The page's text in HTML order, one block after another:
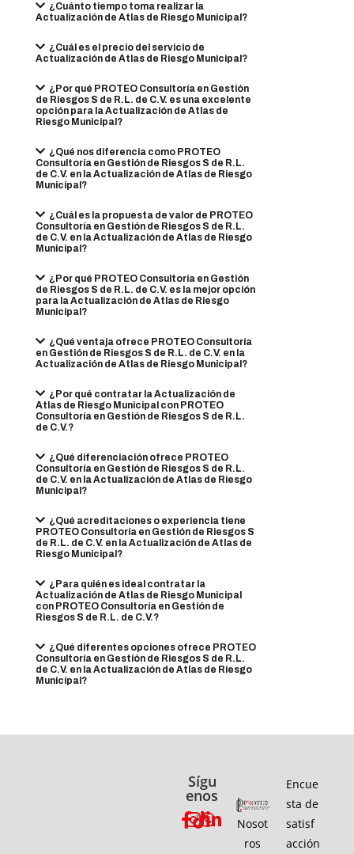
¿Cuánto tiempo toma realizar la
Actualización de Atlas de Riesgo Municipal?
¿Cuál es el precio del servicio de
Actualización de Atlas de Riesgo Municipal?
¿Por qué PROTEO Consultoría en Gestión
de Riesgos S de R.L. de C.V. es una excelente
opción para la Actualización de Atlas de
Riesgo Municipal?
¿Qué nos diferencia como PROTEO
Consultoría en Gestión de Riesgos S de R.L.
de C.V. en la Actualización de Atlas de Riesgo
Municipal?
¿Cuál es la propuesta de valor de PROTEO
Consultoría en Gestión de Riesgos S de R.L.
de C.V. en la Actualización de Atlas de Riesgo
Municipal?
¿Por qué PROTEO Consultoría en Gestión
de Riesgos S de R.L. de C.V. es la mejor opción
para la Actualización de Atlas de Riesgo
Municipal?
¿Qué ventaja ofrece PROTEO Consultoría
en Gestión de Riesgos S de R.L. de C.V. en la
Actualización de Atlas de Riesgo Municipal?
¿Por qué contratar la Actualización de
Atlas de Riesgo Municipal con PROTEO
Consultoría en Gestión de Riesgos S de R.L.
de C.V.?
¿Qué diferenciación ofrece PROTEO
Consultoría en Gestión de Riesgos S de R.L.
de C.V. en la Actualización de Atlas de Riesgo
Municipal?
¿Qué acreditaciones o experiencia tiene
PROTEO Consultoría en Gestión de Riesgos S
de R.L. de C.V. en la Actualización de Atlas de
Riesgo Municipal?
¿Para quién es ideal contratar la
Actualización de Atlas de Riesgo Municipal
con PROTEO Consultoría en Gestión de
Riesgos S de R.L. de C.V.?
¿Qué diferentes opciones ofrece PROTEO
Consultoría en Gestión de Riesgos S de R.L.
de C.V. en la Actualización de Atlas de Riesgo
Municipal?
Sígu
enos
Nosot
ros
Encue
sta de
satisf
acción